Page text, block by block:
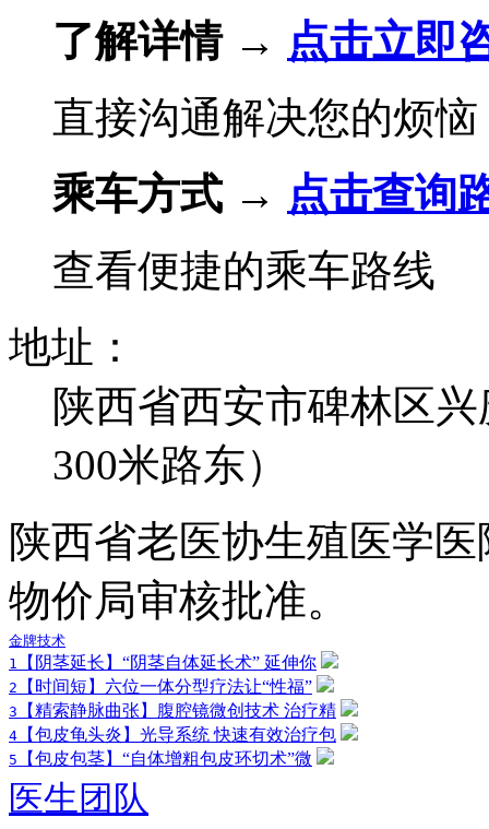
了解详情 → 点击立即
直接沟通解决您的烦恼
乘车方式 → 点击查询
查看便捷的乘车路线
地址：
陕西省西安市碑林区
300米路东）
陕西省老医协生殖医学
物价局审核批准。
金牌技术
1
【阴茎延长】“阴茎自体延长术” 延伸你
2 【时间短】六位一体分型疗法让“性福”
3 【精索静脉曲张】腹腔镜微创技术 治疗精
4 【包皮龟头炎】光导系统 快速有效治疗包
5 【包皮包茎】“自体增粗包皮环切术”微
医生团队